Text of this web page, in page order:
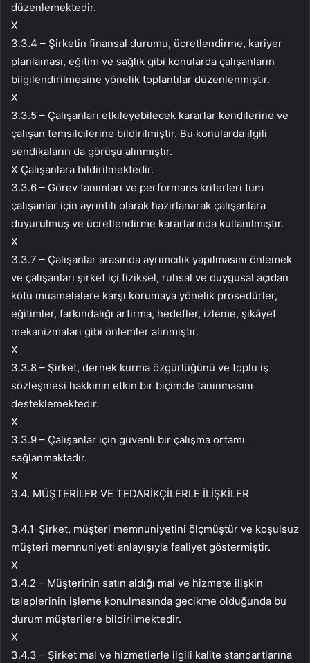
düzenlemektedir.
X
3.3.4 – Şirketin finansal durumu, ücretlendirme, kariyer
planlaması, eğitim ve sağlık gibi konularda çalışanların
bilgilendirilmesine yönelik toplantılar düzenlenmiştir.
X
3.3.5 – Çalışanları etkileyebilecek kararlar kendilerine ve
çalışan temsilcilerine bildirilmiştir. Bu konularda ilgili
sendikaların da görüşü alınmıştır.
X Çalışanlara bildirilmektedir.
3.3.6 – Görev tanımları ve performans kriterleri tüm
çalışanlar için ayrıntılı olarak hazırlanarak çalışanlara
duyurulmuş ve ücretlendirme kararlarında kullanılmıştır.
X
3.3.7 – Çalışanlar arasında ayrımcılık yapılmasını önlemek
ve çalışanları şirket içi fiziksel, ruhsal ve duygusal açıdan
kötü muamelelere karşı korumaya yönelik prosedürler,
eğitimler, farkındalığı artırma, hedefler, izleme, şikâyet
mekanizmaları gibi önlemler alınmıştır.
X
3.3.8 – Şirket, dernek kurma özgürlüğünü ve toplu iş
sözleşmesi hakkının etkin bir biçimde tanınmasını
desteklemektedir.
X
3.3.9 – Çalışanlar için güvenli bir çalışma ortamı
sağlanmaktadır.
X
3.4. MÜŞTERİLER VE TEDARİKÇİLERLE İLİŞKİLER
3.4.1-Şirket, müşteri memnuniyetini ölçmüştür ve koşulsuz
müşteri memnuniyeti anlayışıyla faaliyet göstermiştir.
X
3.4.2 – Müşterinin satın aldığı mal ve hizmete ilişkin
taleplerinin işleme konulmasında gecikme olduğunda bu
durum müşterilere bildirilmektedir.
X
3.4.3 – Şirket mal ve hizmetlerle ilgili kalite standartlarına